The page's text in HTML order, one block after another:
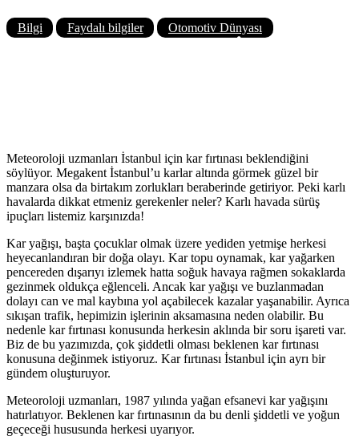
Bilgi Faydalı bilgiler Otomotiv Dünyası
Meteoroloji uzmanları İstanbul için kar fırtınası beklendiğini
söylüyor. Megakent İstanbul’u karlar altında görmek güzel bir
manzara olsa da birtakım zorlukları beraberinde getiriyor. Peki karlı
havalarda dikkat etmeniz gerekenler neler? Karlı havada sürüş
ipuçları listemiz karşınızda!
Kar yağışı, başta çocuklar olmak üzere yediden yetmişe herkesi
heyecanlandıran bir doğa olayı. Kar topu oynamak, kar yağarken
pencereden dışarıyı izlemek hatta soğuk havaya rağmen sokaklarda
gezinmek oldukça eğlenceli. Ancak kar yağışı ve buzlanmadan
dolayı can ve mal kaybına yol açabilecek kazalar yaşanabilir. Ayrıca
sıkışan trafik, hepimizin işlerinin aksamasına neden olabilir. Bu
nedenle kar fırtınası konusunda herkesin aklında bir soru işareti var.
Biz de bu yazımızda, çok şiddetli olması beklenen kar fırtınası
konusuna değinmek istiyoruz. Kar fırtınası İstanbul için ayrı bir
gündem oluşturuyor.
Meteoroloji uzmanları, 1987 yılında yağan efsanevi kar yağışını
hatırlatıyor. Beklenen kar fırtınasının da bu denli şiddetli ve yoğun
geçeceği hususunda herkesi uyarıyor.